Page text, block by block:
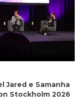
Jared e Samanha
Stockholm 2026